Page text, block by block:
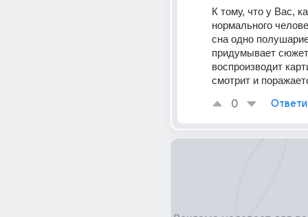
К тому, что у Вас,
нормального
сна одно
придумывает
воспроизводит
смотрит и
0